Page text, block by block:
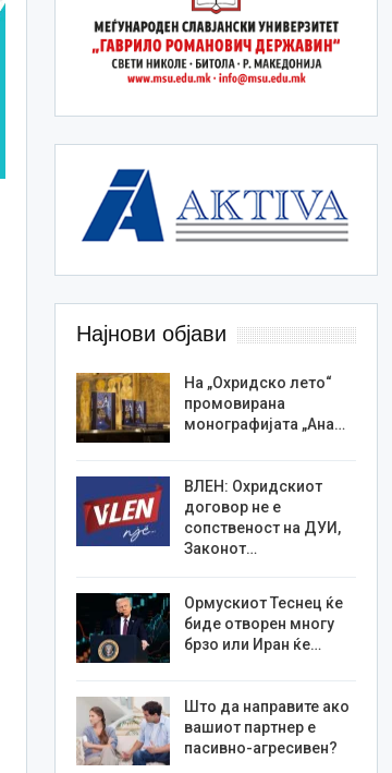
Најнови објави
На „Охридско лето“
промовирана
монографијата „Ана…
ВЛЕН: Охридскиот
договор не е
сопственост на ДУИ,
Законот…
Ормускиот Теснец ќе
биде отворен многу
брзо или Иран ќе…
Што да направите ако
вашиот партнер е
пасивно-агресивен?